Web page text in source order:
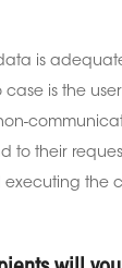
is
case is the
to their
executing the